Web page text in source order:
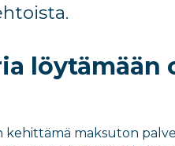
löytämään
kehittämä maksuton